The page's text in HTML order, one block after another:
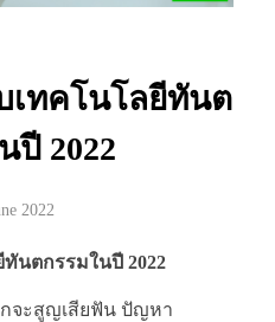
เทคโนโลยีทันต
ปี 2022
2022
นตกรรมในปี 2022
กจะสูญเสียฟัน ปัญหา